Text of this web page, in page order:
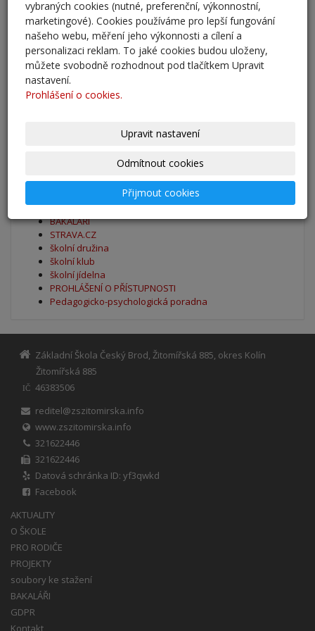
Zahájení školního roku 2025/2026
27. 8. 2025
Výsledky - přestup do 6. očníku
30. 5. 2025
Naše škola - Facebook
BAKALÁŘI
STRAVA.CZ
školní družina
školní klub
školní jídelna
PROHLÁŠENÍ O PŘÍSTUPNOSTI
Pedagogicko-psychologická poradna
Základní Škola Český Brod, Žitomířská 885, okres Kolín
Žitomířská 885
IČ
46383506
reditel@zszitomirska.info
www.zszitomirska.info
321622446
321622446
Datová schránka ID: yf3qwkd
Facebook
AKTUALITY
O ŠKOLE
PRO RODIČE
PROJEKTY
soubory ke stažení
BAKALÁŘI
GDPR
vybraných cookies (nutné, preferenční, výkonnostní,
marketingové). Cookies používáme pro lepší fungování
našeho webu, měření jeho výkonnosti a cílení a
personalizaci reklam. To jaké cookies budou uloženy,
můžete svobodně rozhodnout pod tlačítkem Upravit
nastavení.
Prohlášení o cookies.
Upravit nastavení
Odmítnout cookies
Přijmout cookies